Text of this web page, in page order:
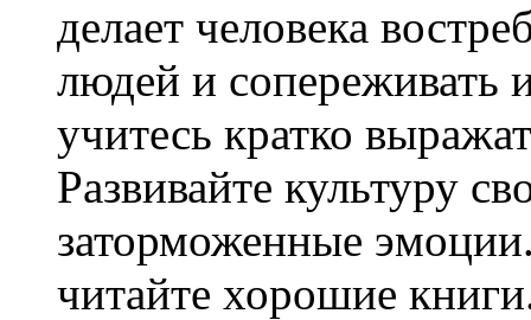
делает человека
людей и сопереживать
учитесь кратко
Развивайте культуру
заторможенные
читайте хорошие